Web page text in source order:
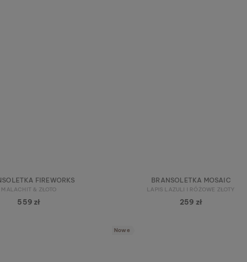
FIREWORKS
MALACHIT & ZŁOTO
559 zł
BRANSOLETKA MOSAIC
LAPIS LAZULI I RÓŻOWE ZŁOTY
259 zł
Nowe